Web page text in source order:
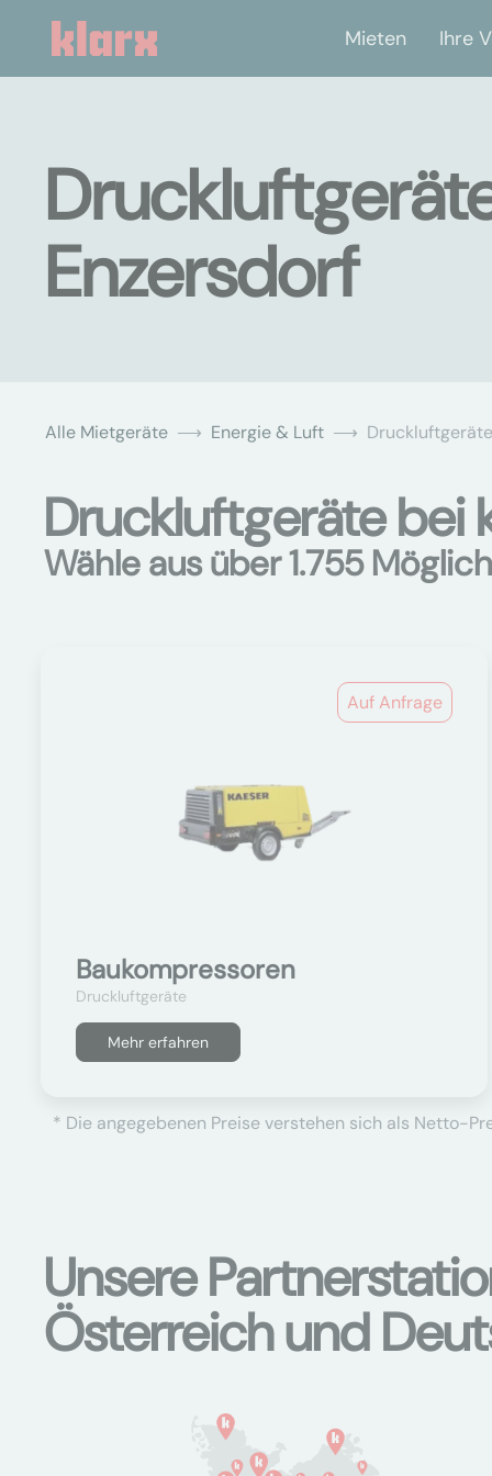
Mieten Ihre
Enzersdorf
Alle Mietgeräte Energie & Luft Druckluftgeräte
Druckluftgeräte bei
Wähle aus über 1.755
Auf Anfrage
Baukompressoren
Druckluftgeräte
Mehr erfahren
* Die angegebenen Preise verstehen sich als Netto-
Unsere
Österreich und